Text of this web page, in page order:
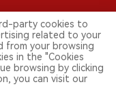
Todos los derechos
la industria,
acceso por menores
del territorio chino
party cookies to
related to your
from your browsing
in the "Cookies
browsing by clicking
you can visit our